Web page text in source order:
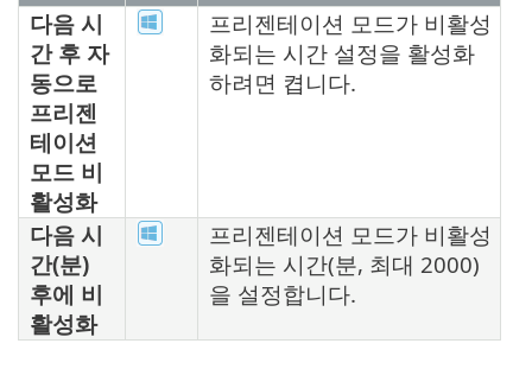
다음 시
간 후 자
동으로
프리젠
테이션
모드 비
활성화
프리젠테이션 모드가 비활성
화되는 시간 설정을 활성화
하려면 켭니다.
다음 시
간(분)
후에 비
활성화
프리젠테이션 모드가 비활성
화되는 시간(분, 최대 2000)
을 설정합니다.